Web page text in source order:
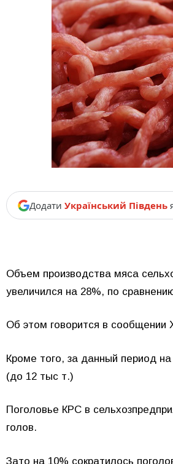
Додати Український Південь
Объем производства мяса
увеличился на 28%, по
Об этом говорится в сообщении
Кроме того, за данный период
(до 12 тыс т.)
Поголовье КРС в
голов.
Зато на 10% сократилось